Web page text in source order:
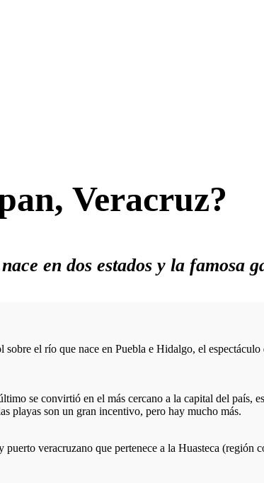
Veracruz?
en dos estados y la famosa
sobre el río que nace en Puebla e Hidalgo, el
se convirtió en el más cercano a la capital del país,
playas son un gran incentivo, pero hay mucho más.
puerto veracruzano que pertenece a la Huasteca